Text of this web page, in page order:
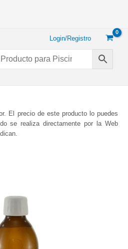
Login/Registro
El precio de este producto lo puedes
se realiza directamente por la Web